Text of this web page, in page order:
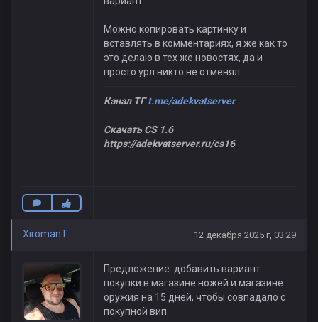
Можно копировать картинку и
вставлять в комментариях, я же как то
это делаю в тех же новостях, да и
просто урл никто не отменял
Канал ТГt.me/adekvatserver
Скачать CS 1.6
https://adekvatserver.ru/cs16
XiromanT 12 декабря 2025 г, 03:29
Предложение: добавить вариант
покупки в магазине ножей и магазине
оружия на 15 дней, чтобы совпадало с
покупной вип.